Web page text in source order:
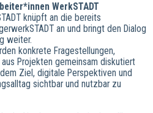
WerkSTADT
knüpft an die bereits
an und bringt den Dialog
weiter.
konkrete Fragestellungen,
aus Projekten gemeinsam diskutiert
Ziel, digitale Perspektiven und
sichtbar und nutzbar zu